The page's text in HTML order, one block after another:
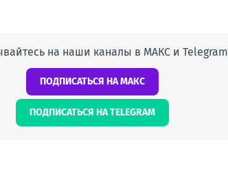
на наши каналы в МАКС и Telegram
ПОДПИСАТЬСЯ НА МАКС
ПОДПИСАТЬСЯ НА TELEGRAM